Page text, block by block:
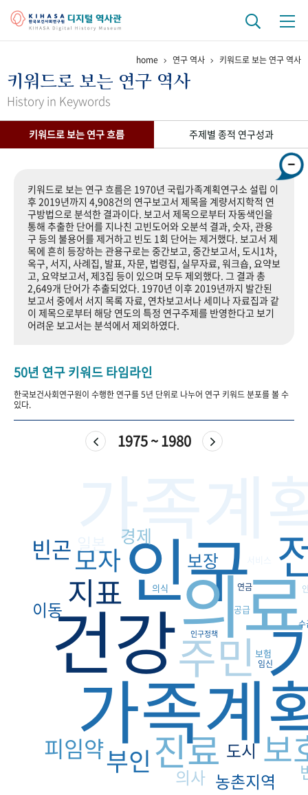
걸어온 길 기관 변천사 역대 기관장
연구 역사
기록물 아카이브
사진 아카이브 문서 기록물 행정박물 영상 기록물
+1주년 기념
성과 50선 숫자로 보는 50년 50+1주년 광장
세계와 함께 한 KIHASA
VR 역사관
home 연구 역사 키워드로 보는 연구 역사
키워드로 보는 연구 역사
History in Keywords
키워드로 보는 연구 흐름 주제별 종적 연구성과
키워드로 보는 연구 흐름은 1970년 국립가족계획연구소 설립 이
후 2019년까지 4,908건의 연구보고서 제목을 계량서지학적 연
구방법으로 분석한 결과이다. 보고서 제목으로부터 자동색인을
통해 추출한 단어를 지나친 고빈도어와 오분석 결과, 숫자, 관용
구 등의 불용어를 제거하고 빈도 1회 단어는 제거했다. 보고서 제
목에 흔히 등장하는 관용구로는 중간보고, 중간보고서, 도시1차,
옥구, 서지, 사례집, 발표, 자문, 법령집, 실무자료, 워크숍, 요약보
고, 요약보고서, 제3집 등이 있으며 모두 제외했다. 그 결과 총
2,649개 단어가 추출되었다. 1970년 이후 2019년까지 발간된
보고서 중에서 서지 목록 자료, 연차보고서나 세미나 자료집과 같
이 제목으로부터 해당 연도의 특정 연구주제를 반영한다고 보기
어려운 보고서는 분석에서 제외하였다.
50년 연구 키워드 타임라인
한국보건사회연구원이 수행한 연구를 5년 단위로 나누어 연구 키워드 분포를 볼 수
있다.
1975 ~ 1980
인구
의료
가족계
가족
건강주민
진료 보
지표
모자
부인
빈곤
피임약
보장
경제
이동
도시
농촌지역
의사
공급
보험
의식 연금
수
임신
인구정책